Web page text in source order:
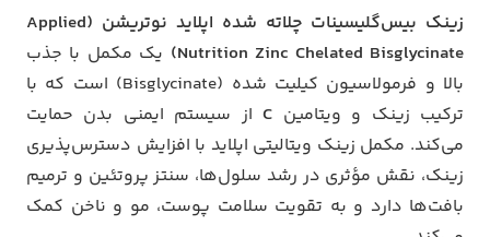
زینک بیس‌گلیسینات چلاته شده اپلاید نوتریشن (Applied
Nutrition Zinc Chelated Bisglycinate) یک مکمل با جذب
بالا و فرمولاسیون کیلیت شده (Bisglycinate) است که با
ترکیب زینک و ویتامین C از سیستم ایمنی بدن حمایت
می‌کند. مکمل زینک ویتالیتی اپلاید با افزایش دسترس‌پذیری
زینک، نقش مؤثری در رشد سلول‌ها، سنتز پروتئین و ترمیم
بافت‌ها دارد و به تقویت سلامت پوست، مو و ناخن کمک